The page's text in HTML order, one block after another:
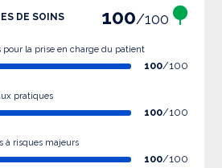
DE SOINS 100/100
pour la prise en charge du patient
100/100
pratiques
100/100
à risques majeurs
100/100